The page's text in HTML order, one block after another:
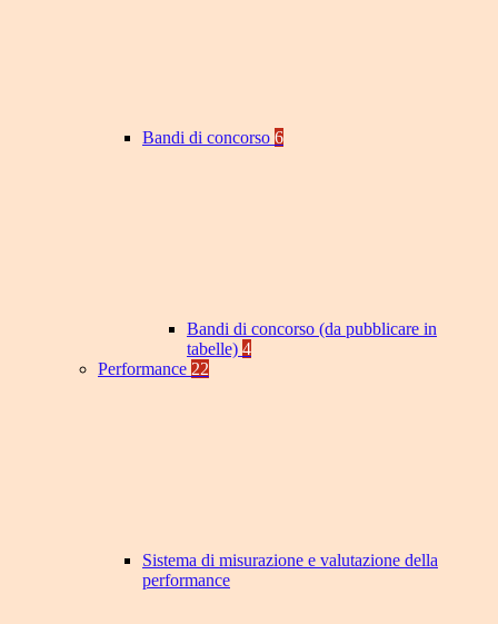
Bandi di concorso 6
Bandi di concorso (da pubblicare in
tabelle) 4
Performance 22
Sistema di misurazione e valutazione della
performance